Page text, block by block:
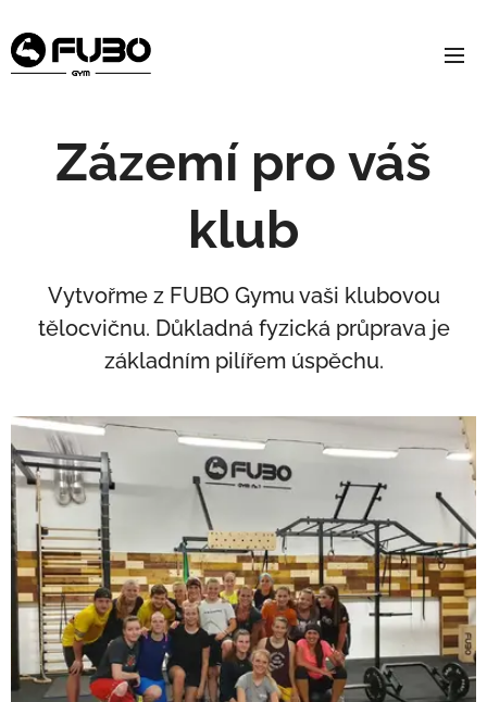
Zázemí pro váš
klub
Vytvořme z FUBO Gymu vaši klubovou
tělocvičnu. Důkladná fyzická průprava je
základním pilířem úspěchu.